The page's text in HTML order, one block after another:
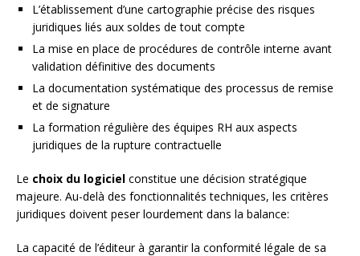
L’établissement d’une cartographie précise des risques
juridiques liés aux soldes de tout compte
La mise en place de procédures de contrôle interne avant
validation définitive des documents
La documentation systématique des processus de remise
et de signature
La formation régulière des équipes RH aux aspects
juridiques de la rupture contractuelle
Le choix du logiciel constitue une décision stratégique
majeure. Au-delà des fonctionnalités techniques, les critères
juridiques doivent peser lourdement dans la balance:
La capacité de l’éditeur à garantir la conformité légale de sa